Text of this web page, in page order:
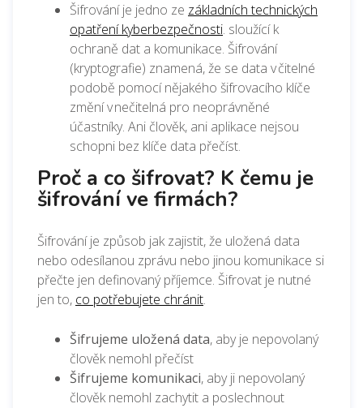
Šifrování je jedno ze základních technických
opatření kyberbezpečnosti. sloužící k
ochraně dat a komunikace. Šifrování
(kryptografie) znamená, že se data v čitelné
podobě pomocí nějakého šifrovacího klíče
změní v nečitelná pro neoprávněné
účastníky. Ani člověk, ani aplikace nejsou
schopni bez klíče data přečíst.
Proč a co šifrovat? K čemu je
šifrování ve firmách?
Šifrování je způsob jak zajistit, že uložená data
nebo odesílanou zprávu nebo jinou komunikace si
přečte jen definovaný příjemce. Šifrovat je nutné
jen to, co potřebujete chránit.
Šifrujeme uložená data, aby je nepovolaný
člověk nemohl přečíst
Šifrujeme komunikaci, aby ji nepovolaný
člověk nemohl zachytit a poslechnout